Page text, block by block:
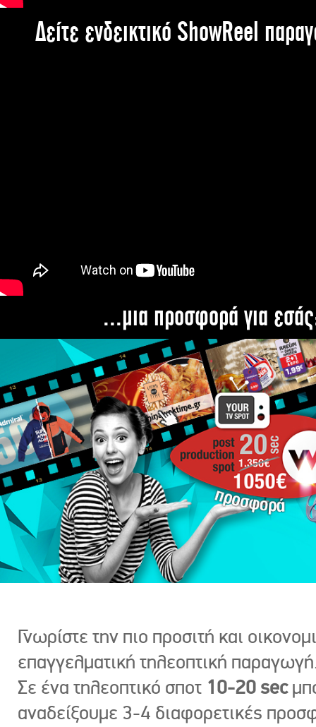
Δείτε ενδεικτικό ShowReel
...μια προσφορά για
Γνωρίστε την πιο προσιτή και
επαγγελματική τηλεοπτική
Σε ένα τηλεοπτικό σποτ 10-20 sec
αναδείξουμε 3-4 διαφορετικές